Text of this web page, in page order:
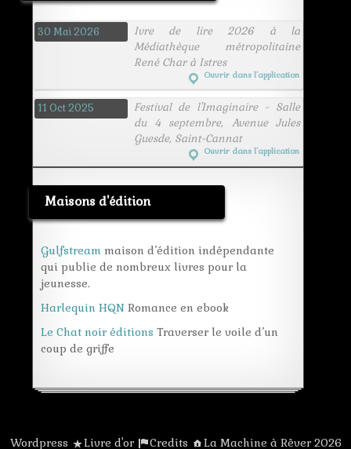
30 Mai 2026
Ivre de lire 2026 à la
Médiathèque métropolitaine
René Char à Istres
Ouvrir dans l’application
11 Oct 2025
Festival de l'Imaginaire - Salle
du 4 septembre, Avenue Jules
Guesde, Saint-Cannat
Ouvrir dans l’application
Maisons d'édition
Gulfstream maison d’édition indépendante
qui publie de nombreux livres pour la
jeunesse.
Harlequin HQN Romance en ebook
Le Chat noir éditions Traverser le voile d’un
coup de griffe
Wordpress Livre d'or Credits La Machine à Rêver 2026